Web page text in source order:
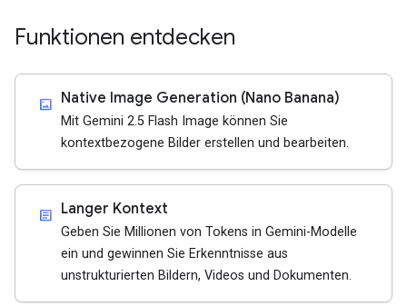
Funktionen entdecken
imagesmode Native Image Generation (Nano Banana)
Mit Gemini 2.5 Flash Image können Sie
kontextbezogene Bilder erstellen und bearbeiten.
article Langer Kontext
Geben Sie Millionen von Tokens in Gemini-Modelle
ein und gewinnen Sie Erkenntnisse aus
unstrukturierten Bildern, Videos und Dokumenten.